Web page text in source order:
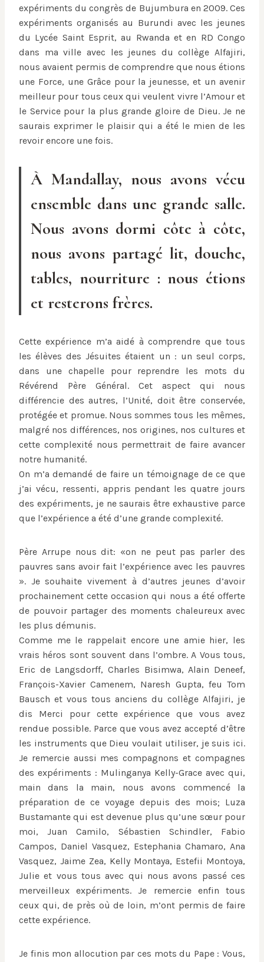
expériments du congrès de Bujumbura en 2009. Ces
expériments organisés au Burundi avec les jeunes
du Lycée Saint Esprit, au Rwanda et en RD Congo
dans ma ville avec les jeunes du collège Alfajiri,
nous avaient permis de comprendre que nous étions
une Force, une Grâce pour la jeunesse, et un avenir
meilleur pour tous ceux qui veulent vivre l’Amour et
le Service pour la plus grande gloire de Dieu. Je ne
saurais exprimer le plaisir qui a été le mien de les
revoir encore une fois.
À Mandallay, nous avons vécu
ensemble dans une grande salle.
Nous avons dormi côte à côte,
nous avons partagé lit, douche,
tables, nourriture : nous étions
et resterons frères.
Cette expérience m’a aidé à comprendre que tous
les élèves des Jésuites étaient un : un seul corps,
dans une chapelle pour reprendre les mots du
Révérend Père Général. Cet aspect qui nous
différencie des autres, l’Unité, doit être conservée,
protégée et promue. Nous sommes tous les mêmes,
malgré nos différences, nos origines, nos cultures et
cette complexité nous permettrait de faire avancer
notre humanité.
On m’a demandé de faire un témoignage de ce que
j’ai vécu, ressenti, appris pendant les quatre jours
des expériments, je ne saurais être exhaustive parce
que l’expérience a été d’une grande complexité.
Père Arrupe nous dit: «on ne peut pas parler des
pauvres sans avoir fait l’expérience avec les pauvres
». Je souhaite vivement à d’autres jeunes d’avoir
prochainement cette occasion qui nous a été offerte
de pouvoir partager des moments chaleureux avec
les plus démunis.
Comme me le rappelait encore une amie hier, les
vrais héros sont souvent dans l’ombre. A Vous tous,
Eric de Langsdorff, Charles Bisimwa, Alain Deneef,
François-Xavier Camenem, Naresh Gupta, feu Tom
Bausch et vous tous anciens du collège Alfajiri, je
dis Merci pour cette expérience que vous avez
rendue possible. Parce que vous avez accepté d’être
les instruments que Dieu voulait utiliser, je suis ici.
Je remercie aussi mes compagnons et compagnes
des expériments : Mulinganya Kelly-Grace avec qui,
main dans la main, nous avons commencé la
préparation de ce voyage depuis des mois; Luza
Bustamante qui est devenue plus qu’une sœur pour
moi, Juan Camilo, Sébastien Schindler, Fabio
Campos, Daniel Vasquez, Estephania Chamaro, Ana
Vasquez, Jaime Zea, Kelly Montaya, Estefii Montoya,
Julie et vous tous avec qui nous avons passé ces
merveilleux expériments. Je remercie enfin tous
ceux qui, de près où de loin, m’ont permis de faire
cette expérience.
Je finis mon allocution par ces mots du Pape : Vous,